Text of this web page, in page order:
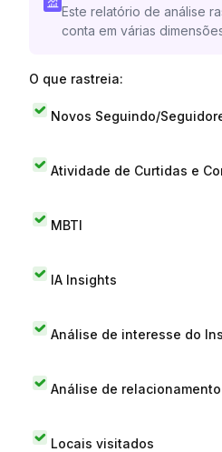
Este relatório de análise
conta em várias
O que rastreia:
Novos Seguindo/
Atividade de Curtidas e
MBTI
IA Insights
Análise de interesse do
Análise de relacionamento
Locais visitados